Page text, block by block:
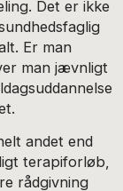
Det er ikke
Er man
man jævnligt
andet end
terapiforløb,
rådgivning